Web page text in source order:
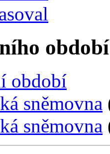
období
období
sněmovna
sněmovna